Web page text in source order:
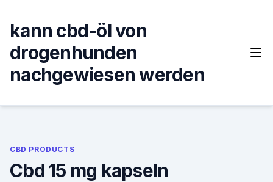
content
kann cbd-öl von
drogenhunden
nachgewiesen werden
CBD PRODUCTS
Cbd 15 mg kapseln